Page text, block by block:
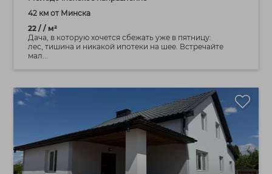
42 км от Минска
22 / / м²
Дача, в которую хочется сбежать уже в пятницу:
лес, тишина и никакой ипотеки на шее. Встречайте
мал...